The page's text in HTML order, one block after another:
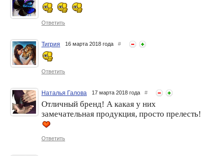
Ответить
Тигрия 16 марта 2018 года #
Ответить
Наталья Галова 17 марта 2018 года #
Отличный бренд! А какая у них
замечательная продукция, просто прелесть!
Ответить